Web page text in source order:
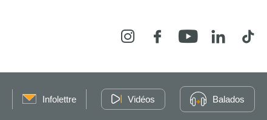
InstagramFacebookYouTubeLinkedIn
Infolettre Vidéos Balados